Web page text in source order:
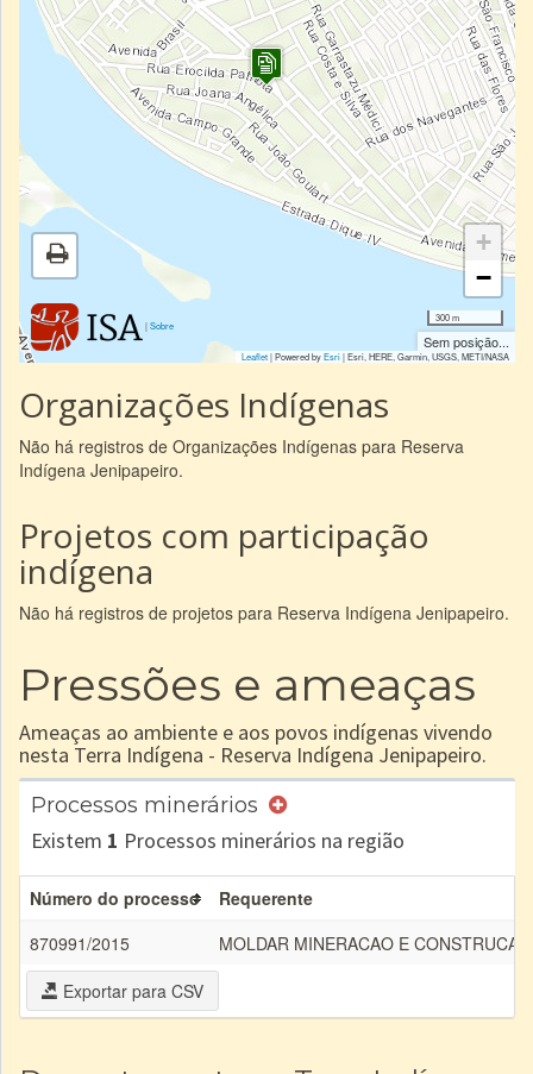
|Sobre
+
−
300 m
Sem posição...
Leaflet| Powered byEsri|Esri, HERE, Garmin, USGS, METI/NASA
Organizações Indígenas
Não há registros de Organizações Indígenas para Reserva
Indígena Jenipapeiro.
Projetos com participação
indígena
Não há registros de projetos para Reserva Indígena Jenipapeiro.
Pressões e ameaças
Ameaças ao ambiente e aos povos indígenas vivendo
nesta Terra Indígena - Reserva Indígena Jenipapeiro.
Processos minerários
Existem 1 Processos minerários na região
Número do processo
Requerente
870991/2015
MOLDAR MINERACAO E
Exportar para CSV